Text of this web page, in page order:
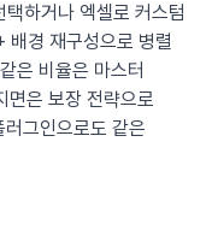
택하거나 엑셀로 커스텀
경 재구성으로 병렬
은 비율은 마스터
면은 보장 전략으로
그인으로도 같은